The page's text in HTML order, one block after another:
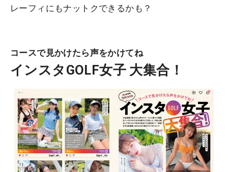
レーフィにもナットクできるかも？
コースで見かけたら声をかけてね
インスタGOLF女子 大集合！